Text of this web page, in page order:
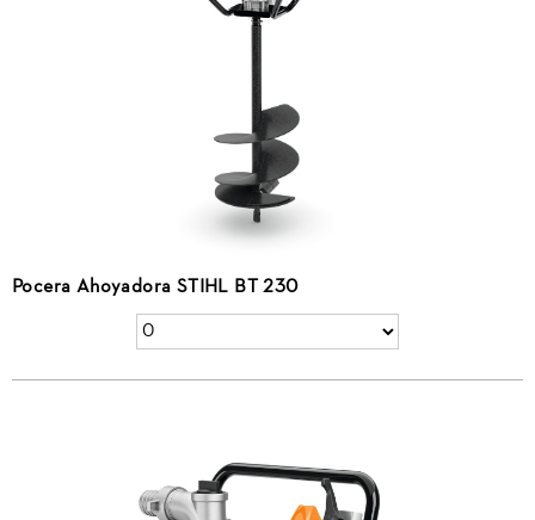
Pocera Ahoyadora STIHL BT 230